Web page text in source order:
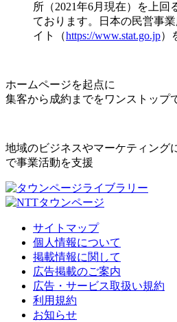
所（2021年6月現在）を上回
ております。日本の民営事
イト（https://www.stat.go.jp）
ホームページを起点に
集客から成約までをワンストップ
地域のビジネスやマーケティング
で事業活動を支援
サイトマップ
個人情報について
掲載情報に関して
広告掲載のご案内
広告・サービス取扱い規約
利用規約
お知らせ